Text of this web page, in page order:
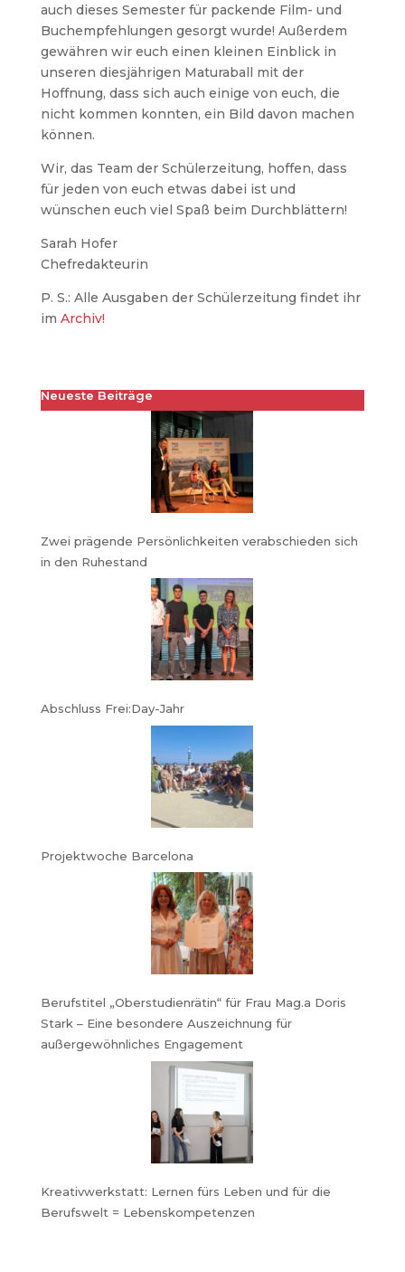
auch dieses Semester für packende Film- und
Buchempfehlungen gesorgt wurde! Außerdem
gewähren wir euch einen kleinen Einblick in
unseren diesjährigen Maturaball mit der
Hoffnung, dass sich auch einige von euch, die
nicht kommen konnten, ein Bild davon machen
können.
Wir, das Team der Schülerzeitung, hoffen, dass
für jeden von euch etwas dabei ist und
wünschen euch viel Spaß beim Durchblättern!
Sarah Hofer
Chefredakteurin
P. S.: Alle Ausgaben der Schülerzeitung findet ihr
im Archiv!
Neueste Beiträge
Zwei prägende Persönlichkeiten verabschieden sich
in den Ruhestand
Abschluss Frei:Day-Jahr
Projektwoche Barcelona
Berufstitel „Oberstudienrätin“ für Frau Mag.a Doris
Stark – Eine besondere Auszeichnung für
außergewöhnliches Engagement
Kreativwerkstatt: Lernen fürs Leben und für die
Berufswelt = Lebenskompetenzen